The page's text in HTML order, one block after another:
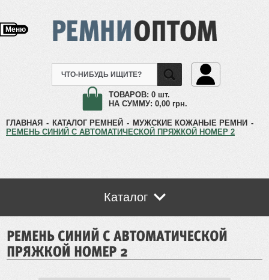
Меню
ТОВАРОВ: 0 шт.
НА СУММУ: 0,00 грн.
ГЛАВНАЯ - КАТАЛОГ РЕМНЕЙ - МУЖСКИЕ КОЖАНЫЕ РЕМНИ -
РЕМЕНЬ СИНИЙ С АВТОМАТИЧЕСКОЙ ПРЯЖКОЙ НОМЕР 2
Каталог